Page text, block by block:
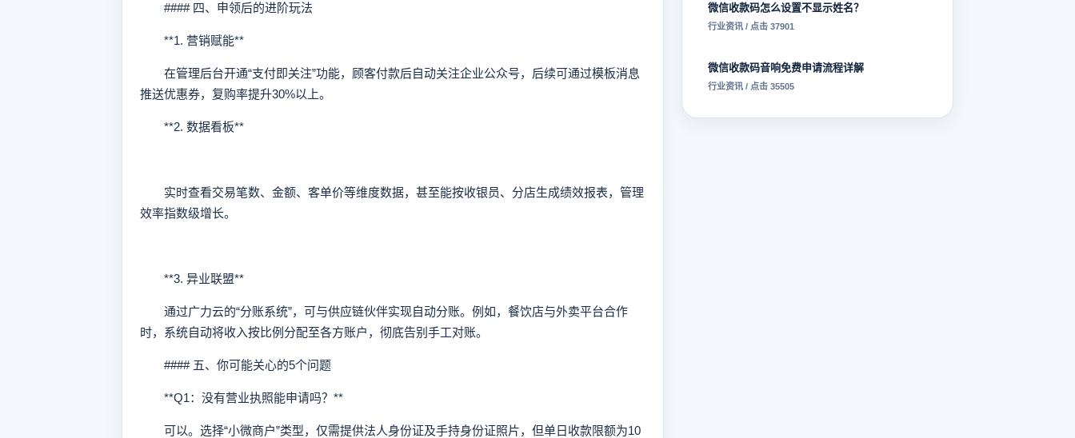
#### 四、申领后的进阶玩法
**1. 营销赋能**
在管理后台开通“支付即关注”功能，顾客付款后自动关注企业公众号，后续可通过模板消息
推送优惠券，复购率提升30%以上。
**2. 数据看板**
实时查看交易笔数、金额、客单价等维度数据，甚至能按收银员、分店生成绩效报表，管理
效率指数级增长。
**3. 异业联盟**
通过广力云的“分账系统”，可与供应链伙伴实现自动分账。例如，餐饮店与外卖平台合作
时，系统自动将收入按比例分配至各方账户，彻底告别手工对账。
#### 五、你可能关心的5个问题
**Q1：没有营业执照能申请吗？**
可以。选择“小微商户”类型，仅需提供法人身份证及手持身份证照片，但单日收款限额为10
微信收款码怎么设置不显示姓名？
行业资讯 / 点击 37901
微信收款码音响免费申请流程详解
行业资讯 / 点击 35505